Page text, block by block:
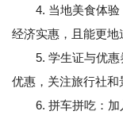
4. 当地美食体验
经济实惠，且能更地
5. 学生证与优惠
优惠，关注旅行社和
6. 拼车拼吃：加